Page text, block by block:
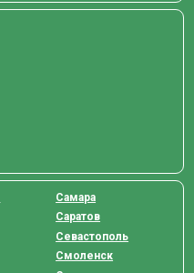
Самара
Саратов
Севастополь
Смоленск